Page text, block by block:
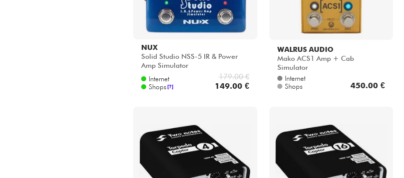
NUX
Solid Studio NSS-5 IR & Power
Amp Simulator
Internet
Shops [?]
179.00 €
149.00 €
WALRUS AUDIO
Mako ACS1 Amp + Cab
Simulator
Internet
Shops
450.00 €